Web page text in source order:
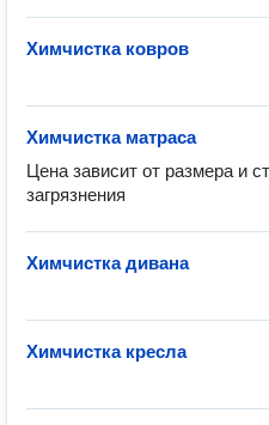
Химчистка ковров
Химчистка матраса
Цена зависит от размера и
загрязнения
Химчистка дивана
Химчистка кресла